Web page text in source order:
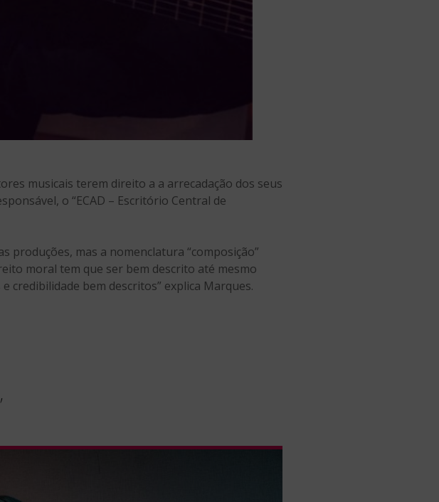
musicais terem direito a a arrecadação dos seus
o “ECAD – Escritório Central de
mas a nomenclatura “composição”
moral tem que ser bem descrito até mesmo
bem descritos” explica Marques.